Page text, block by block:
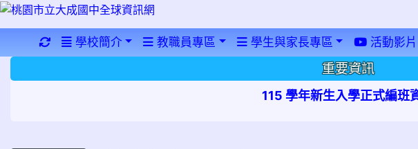
重新取得佈景設定
學校簡介 教職員專區 學生與家長專區 活動影片
重要資訊
115 學年新生入學正式編班